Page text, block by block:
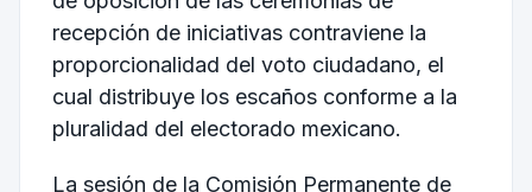
recepción de iniciativas contraviene la
proporcionalidad del voto ciudadano, el
cual distribuye los escaños conforme a la
pluralidad del electorado mexicano.
La sesión de la Comisión Permanente de